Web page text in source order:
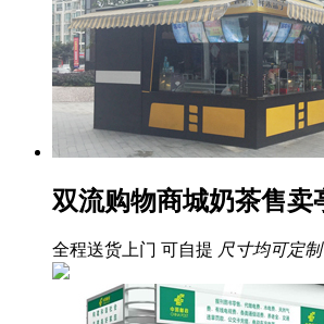
双流购物商城奶茶售卖
全程送货上门 可自提 尺寸均可定制